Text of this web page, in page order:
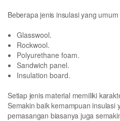
Beberapa jenis insulasi yang
Glasswool.
Rockwool.
Polyurethane foam.
Sandwich panel.
Insulation board.
Setiap jenis material memiliki
Semakin baik kemampuan insulasi
pemasangan biasanya juga